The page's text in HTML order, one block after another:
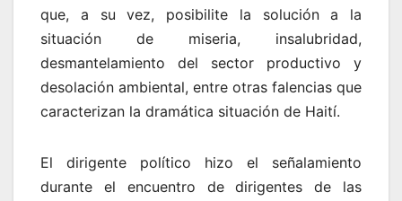
que, a su vez, posibilite la solución a la
situación de miseria, insalubridad,
desmantelamiento del sector productivo y
desolación ambiental, entre otras falencias que
caracterizan la dramática situación de Haití.
El dirigente político hizo el señalamiento
durante el encuentro de dirigentes de las